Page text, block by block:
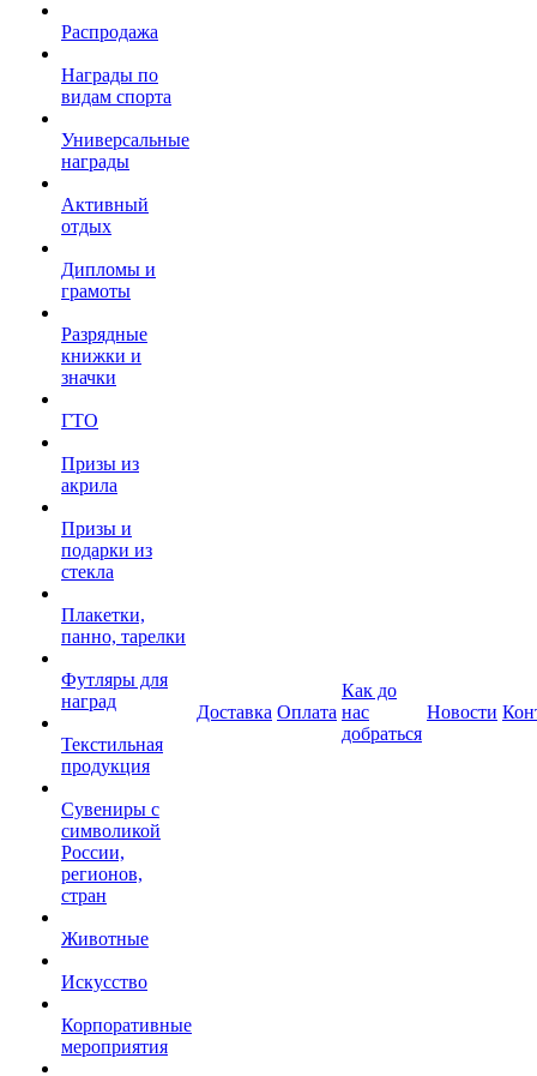
Распродажа
Награды по
видам спорта
Универсальные
награды
Активный
отдых
Дипломы и
грамоты
Разрядные
книжки и
значки
ГТО
Призы из
акрила
Призы и
подарки из
стекла
Плакетки,
панно, тарелки
Футляры для
наград
Текстильная
продукция
Сувениры с
символикой
России,
регионов,
стран
Животные
Искусство
Корпоративные
мероприятия
Доставка Оплата
Как до
нас
добраться
Новости